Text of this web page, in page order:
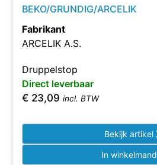
BEKO/GRUNDIG/ARCELIK
Fabrikant
ARCELIK A.S.
Druppelstop
Direct leverbaar
€ 23,09 incl. BTW
Bekijk artikel
In winkelmand